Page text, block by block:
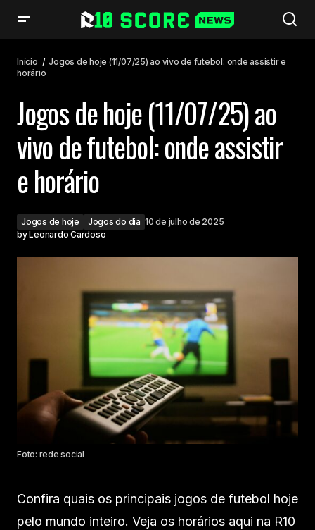
Início
Jogos de hoje (11/07/25) ao vivo de futebol: onde assistir e
horário
Jogos de hoje (11/07/25) ao
vivo de futebol: onde assistir
e horário
Jogos de hoje Jogos do dia 10 de julho de 2025
byLeonardo Cardoso
Foto: rede social
Confira quais os principais jogos de futebol hoje
pelo mundo inteiro. Veja os horários aqui na R10